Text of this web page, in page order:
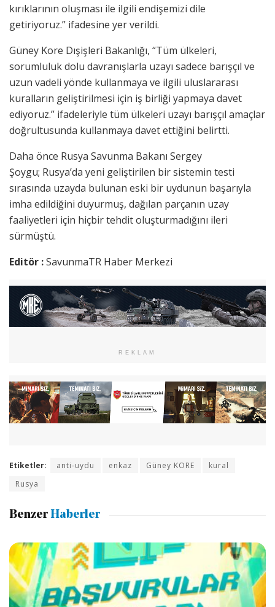
kırıklarının oluşması ile ilgili endişemizi dile
getiriyoruz.” ifadesine yer verildi.
Güney Kore Dışişleri Bakanlığı, “Tüm ülkeleri,
sorumluluk dolu davranışlarla uzayı sadece barışçıl ve
uzun vadeli yönde kullanmaya ve ilgili uluslararası
kuralların geliştirilmesi için iş birliği yapmaya davet
ediyoruz.” ifadeleriyle tüm ülkeleri uzayı barışçıl amaçlar
doğrultusunda kullanmaya davet ettiğini belirtti.
Daha önce Rusya Savunma Bakanı Sergey
Şoygu; Rusya’da yeni geliştirilen bir sistemin testi
sırasında uzayda bulunan eski bir uydunun başarıyla
imha edildiğini duyurmuş, dağılan parçanın uzay
faaliyetleri için hiçbir tehdit oluşturmadığını ileri
sürmüştü.
Editör :SavunmaTR Haber Merkezi
REKLAM
Etiketler: anti-uydu enkaz Güney KORE
kural
Rusya
Benzer Haberler